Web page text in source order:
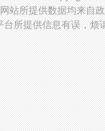
网站所提供数据均来自
台所提供信息有误，